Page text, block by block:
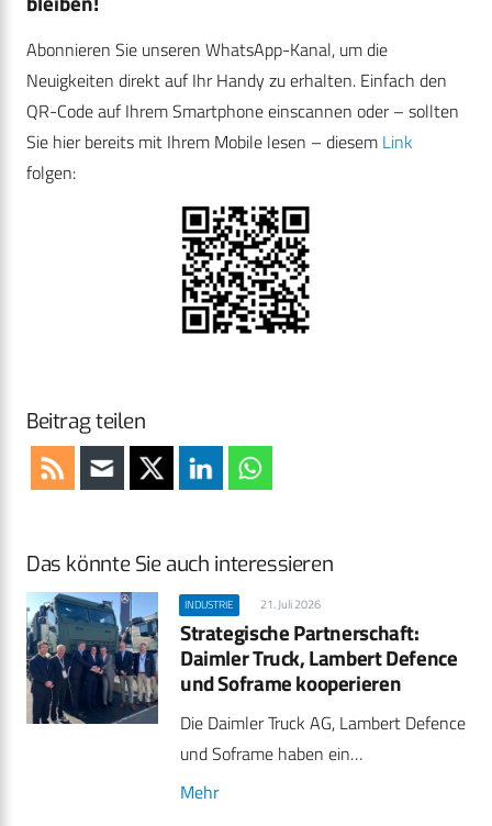
Abonnieren Sie unseren WhatsApp-Kanal, um die
Neuigkeiten direkt auf Ihr Handy zu erhalten. Einfach den
QR-Code auf Ihrem Smartphone einscannen oder – sollten
Sie hier bereits mit Ihrem Mobile lesen – diesem Link
folgen:
Beitrag teilen
Das könnte Sie auch interessieren
INDUSTRIE 21. Juli 2026
Strategische Partnerschaft:
Daimler Truck, Lambert Defence
und Soframe kooperieren
Die Daimler Truck AG, Lambert Defence
und Soframe haben ein…
Mehr